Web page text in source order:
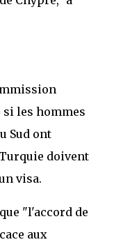
les hommes
Sud ont
doivent
visa.
"l'accord de
aux